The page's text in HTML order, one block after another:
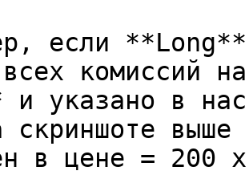
если
комиссий
указано в
скриншоте
в цене =